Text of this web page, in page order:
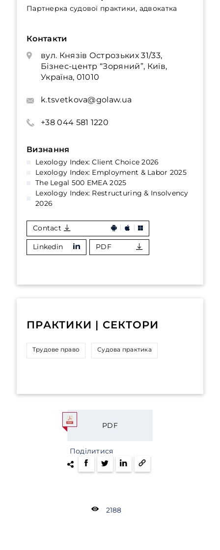
Партнерка судової практики, адвокатка
Контакти
вул. Князів Острозьких 31/33,
Бізнес-центр “Зоряний”, Київ,
Україна, 01010
k.tsvetkova@golaw.ua
+38 044 581 1220
Визнання
Lexology Index: Client Choice 2026
Lexology Index: Employment & Labor 2025
The Legal 500 EMEA 2025
Lexology Index: Restructuring & Insolvency
2026
Contact
Linkedin PDF
ПРАКТИКИ | СЕКТОРИ
Трудове право Судова практика
PDF
Поділитися
2188